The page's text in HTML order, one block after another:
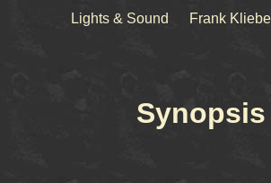
Lights & Sound
Frank
Synopsis